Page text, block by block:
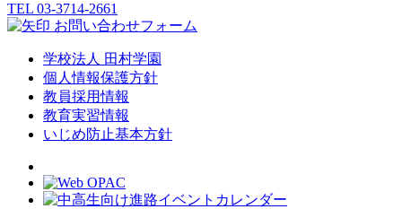
TEL 03-3714-2661
お問い合わせフォーム
学校法人 田村学園
個人情報保護方針
教員採用情報
教育実習情報
いじめ防止基本方針